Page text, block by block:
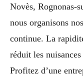
Novès, Rognonas-
nous organisons
continue. La
réduit les
Profitez d’une